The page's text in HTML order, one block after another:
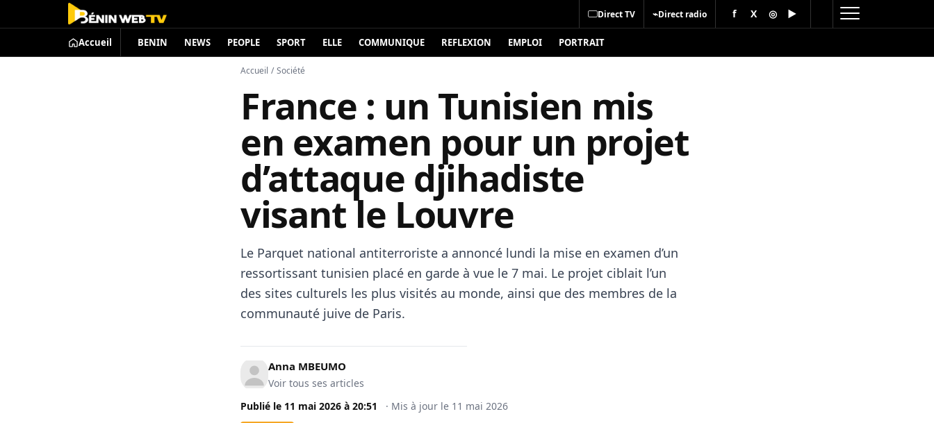
Direct TV ⌁Direct radio f X ◎ ▶
Accueil BENIN NEWS PEOPLE SPORT ELLE COMMUNIQUE REFLEXION EMPLOI PORTRAIT
Accueil / Société
France : un Tunisien mis
en examen pour un projet
d’attaque djihadiste
visant le Louvre
Le Parquet national antiterroriste a annoncé lundi la mise en examen d’un
ressortissant tunisien placé en garde à vue le 7 mai. Le projet ciblait l’un
des sites culturels les plus visités au monde, ainsi que des membres de la
communauté juive de Paris.
Anna MBEUMO
Voir tous ses articles
Publié le 11 mai 2026 à 20:51 · Mis à jour le 11 mai 2026